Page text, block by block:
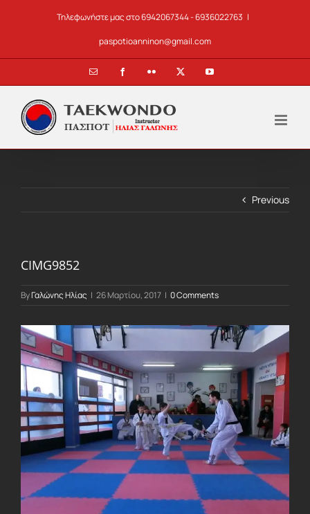
Τηλεφωνήστε μας στο 6942067344 - 6936022763 |
paspotioanninon@gmail.com
Email FacebookFlickr YouTube
Previous
CIMG9852
ByΓαλώνης Ηλίας | 26 Μαρτίου, 2017 | 0 Comments